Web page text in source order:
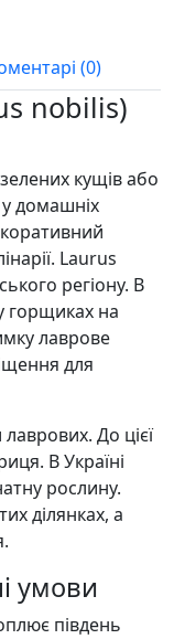
(0)
nobilis)
кущів або
домашніх
Laurus
регіону. В
горщиках на
лаврове
для
До цієї
В Україні
рослину.
ділянках, а
умови
південь